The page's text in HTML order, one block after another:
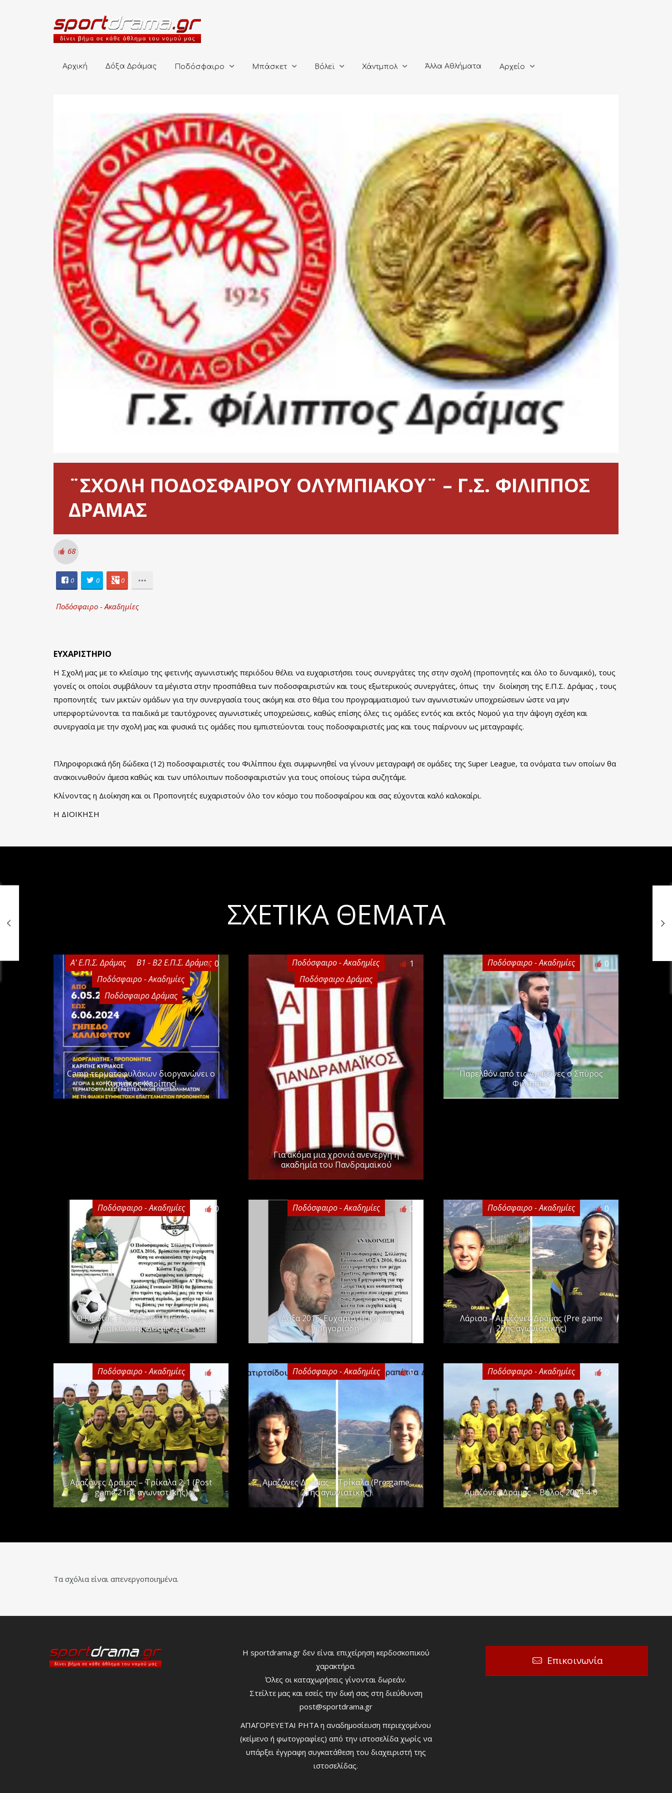
Αρχική Δόξα Δράμας Ποδόσφαιρο Μπάσκετ Βόλεϊ Χάντμπολ Άλλα Αθλήματα Αρχείο
¨ΣΧΟΛΗ ΠΟΔΟΣΦΑΙΡΟΥ ΟΛΥΜΠΙΑΚΟΥ¨ – Γ.Σ. ΦΙΛΙΠΠΟΣ
ΔΡΑΜΑΣ
68
0 0 0
Ποδόσφαιρο - Ακαδημίες
ΕΥΧΑΡΙΣΤΗΡΙΟ
Η Σχολή μας με το κλείσιμο της φετινής αγωνιστικής περιόδου θέλει να ευχαριστήσει τους συνεργάτες της στην σχολή (προπονητές και όλο το δυναμικό), τους
γονείς οι οποίοι συμβάλουν τα μέγιστα στην προσπάθεια των ποδοσφαιριστών και τους εξωτερικούς συνεργάτες, όπως την διοίκηση της Ε.Π.Σ. Δράμας , τους
προπονητές των μικτών ομάδων για την συνεργασία τους ακόμη και στο θέμα του προγραμματισμού των αγωνιστικών υποχρεώσεων ώστε να μην
υπερφορτώνονται τα παιδικά με ταυτόχρονες αγωνιστικές υποχρεώσεις, καθώς επίσης όλες τις ομάδες εντός και εκτός Νομού για την άψογη σχέση και
συνεργασία με την σχολή μας και φυσικά τις ομάδες που εμπιστεύονται τους ποδοσφαιριστές μας και τους παίρνουν ως μεταγραφές.
Πληροφοριακά ήδη δώδεκα (12) ποδοσφαιριστές του Φιλίππου έχει συμφωνηθεί να γίνουν μεταγραφή σε ομάδες της Super League, τα ονόματα των οποίων θα
ανακοινωθούν άμεσα καθώς και των υπόλοιπων ποδοσφαιριστών για τους οποίους τώρα συζητάμε.
Κλίνοντας η Διοίκηση και οι Προπονητές ευχαριστούν όλο τον κόσμο του ποδοσφαίρου και σας εύχονται καλό καλοκαίρι.
Η ΔΙΟΙΚΗΣΗ
ΣΧΕΤΙΚΆ ΘΈΜΑΤΑ
Α' Ε.Π.Σ. Δράμας
Β1 - Β2 Ε.Π.Σ. Δράμας
Ποδόσφαιρο - Ακαδημίες
Ποδόσφαιρο Δράμας
0
Camp τερματοφυλάκων διοργανώνει ο
Κυριάκος Καρίπης!
Ποδόσφαιρο - Ακαδημίες
Ποδόσφαιρο Δράμας
1
Για ακόμα μια χρονιά ανενεργή η
ακαδημία του Πανδραμαϊκού
Ποδόσφαιρο - Ακαδημίες 0
Παρελθόν από τις Αμαζόνες ο Σπύρος
Φιλίππου
Ποδόσφαιρο - Ακαδημίες 0
Ο Κώστας Τερζής στον πάγκο των
γυναικών της Δόξας 2016
Ποδόσφαιρο - Ακαδημίες 0
Δόξα 2016: Ευχαριστήριο για
Γρηγοριάδη
Ποδόσφαιρο - Ακαδημίες 0
Λάρισα – Αμαζόνες Δράμας (Pre game
22ης αγωνιστικής)
Ποδόσφαιρο - Ακαδημίες
Αμαζόνες Δράμας – Τρίκαλα 2-1 (Post
game 21ης αγωνιστικής)
Ποδόσφαιρο - Ακαδημίες 0
Αμαζόνες Δράμας – Τρίκαλα (Pre game
21ης αγωνιστικής)
Ποδόσφαιρο - Ακαδημίες 0
Αμαζόνες Δράμας – Βόλος 2004 4-0
Τα σχόλια είναι απενεργοποιημένα.
Η sportdrama.gr δεν είναι επιχείρηση κερδοσκοπικού
χαρακτήρα.
Όλες οι καταχωρήσεις γίνονται δωρεάν.
Στείλτε μας και εσείς την δική σας στη διεύθυνση
post@sportdrama.gr
ΑΠΑΓΟΡΕΥΕΤΑΙ ΡΗΤΑ η αναδημοσίευση περιεχομένου
(κείμενο ή φωτογραφίες) από την ιστοσελίδα χωρίς να
υπάρξει έγγραφη συγκατάθεση του διαχειριστή της
ιστοσελίδας.
Επικοινωνία